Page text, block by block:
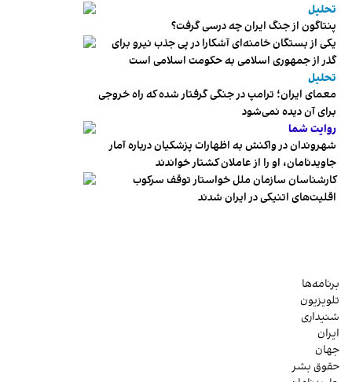
تحلیل
پنتاگون از جنگ ایران چه درسی گرفت؟
یکی از بستگان خامنه‌ای آشکارا در پی جذب نیرو برای
گذر از جمهوری اسلامی به حکومت اسلامی است
تحلیل
معمای ایران؛ ترامپ در جنگی گرفتار شده که راه خروجی
برای آن دیده نمی‌شود
روایت شما
شهروندان در واکنش به اظهارات پزشکیان درباره آمار
جاویدنامان، او را از عاملان کشتار خواندند
کارشناسان سازمان ملل خواستار توقف سرکوب
اقلیت‌های اتنیکی در ایران شدند
برنامه‌ها
تلویزیون
شنیداری
ایران
جهان
حقوق بشر